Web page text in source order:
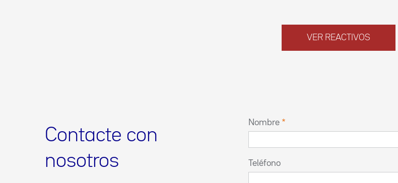
VER REACTIVOS
Contacte con
nosotros
Nombre
Teléfono